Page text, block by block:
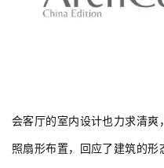
会客厅的室内设计也力求清
照扇形布置，回应了建筑的